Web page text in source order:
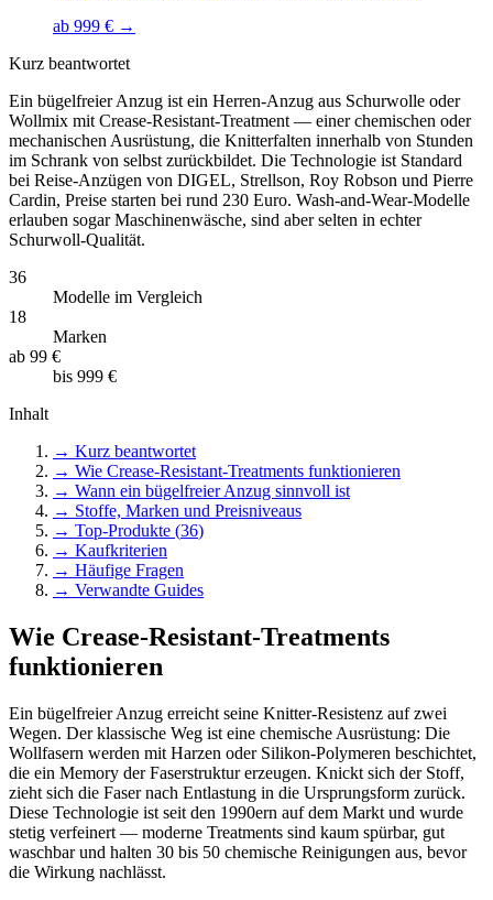
ab 999 € →
Kurz beantwortet
Ein bügelfreier Anzug ist ein Herren-Anzug aus Schurwolle oder
Wollmix mit Crease-Resistant-Treatment — einer chemischen oder
mechanischen Ausrüstung, die Knitterfalten innerhalb von Stunden
im Schrank von selbst zurückbildet. Die Technologie ist Standard
bei Reise-Anzügen von DIGEL, Strellson, Roy Robson und Pierre
Cardin, Preise starten bei rund 230 Euro. Wash-and-Wear-Modelle
erlauben sogar Maschinenwäsche, sind aber selten in echter
Schurwoll-Qualität.
36
Modelle im Vergleich
18
Marken
ab 99 €
bis 999 €
Inhalt
→ Kurz beantwortet
→ Wie Crease-Resistant-Treatments funktionieren
→ Wann ein bügelfreier Anzug sinnvoll ist
→ Stoffe, Marken und Preisniveaus
→ Top-Produkte (36)
→ Kaufkriterien
→ Häufige Fragen
→ Verwandte Guides
Wie Crease-Resistant-Treatments
funktionieren
Ein bügelfreier Anzug erreicht seine Knitter-Resistenz auf zwei
Wegen. Der klassische Weg ist eine chemische Ausrüstung: Die
Wollfasern werden mit Harzen oder Silikon-Polymeren beschichtet,
die ein Memory der Faserstruktur erzeugen. Knickt sich der Stoff,
zieht sich die Faser nach Entlastung in die Ursprungsform zurück.
Diese Technologie ist seit den 1990ern auf dem Markt und wurde
stetig verfeinert — moderne Treatments sind kaum spürbar, gut
waschbar und halten 30 bis 50 chemische Reinigungen aus, bevor
die Wirkung nachlässt.